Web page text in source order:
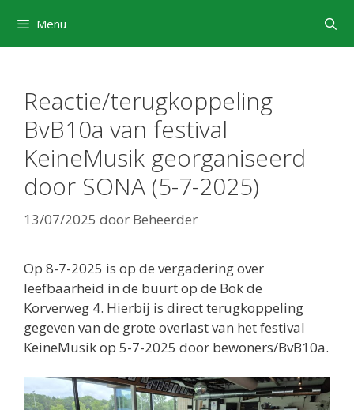
naar
de
Menu
Reactie/terugkoppeling
BvB10a van festival
KeineMusik georganiseerd
door SONA (5-7-2025)
13/07/2025 door Beheerder
Op 8-7-2025 is op de vergadering over
leefbaarheid in de buurt op de Bok de
Korverweg 4. Hierbij is direct terugkoppeling
gegeven van de grote overlast van het festival
KeineMusik op 5-7-2025 door bewoners/BvB10a.